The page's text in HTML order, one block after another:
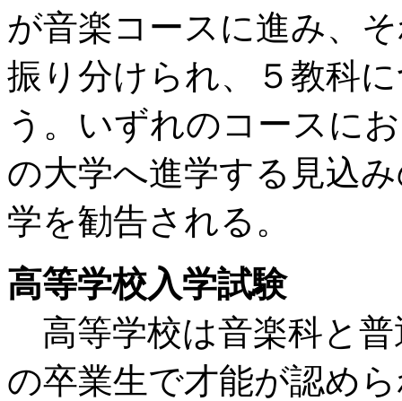
が音楽コースに進み、
振り分けられ、５教科
う。いずれのコースに
の大学へ進学する見込
学を勧告される。
高等学校入学試験
高等学校は音楽科と
の卒業生で才能が認め